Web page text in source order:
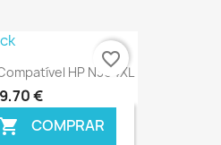
€ ONLINE
HP N364XL
9,70 €
 COMPRAR
favorite_border